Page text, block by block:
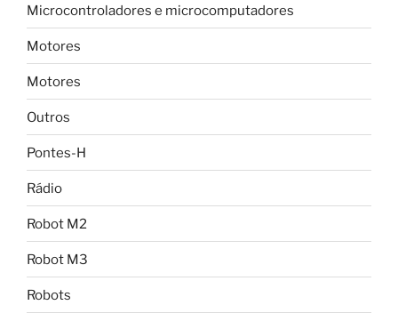
Microcontroladores e microcomputadores
Motores
Motores
Outros
Pontes-H
Rádio
Robot M2
Robot M3
Robots